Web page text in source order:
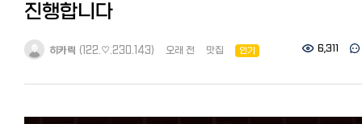
진행합니다
히카릭 (122.♡.230.143) 오래 전 맛집 인기 6,311